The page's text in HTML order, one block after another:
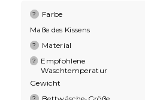
? Farbe
Maße des Kissens
? Material
?
Empfohlene
Waschtemperatur
Gewicht
?